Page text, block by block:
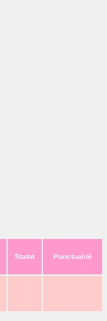
Statut Ponctualité